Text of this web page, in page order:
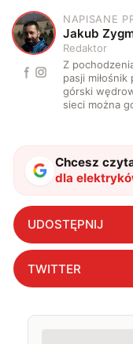
J
NAPISANE
Jakub
Redaktor
Z
pasji
górski
sieci można
Chcesz
dla
nowe
UDOSTĘPNIJ
TWITTER